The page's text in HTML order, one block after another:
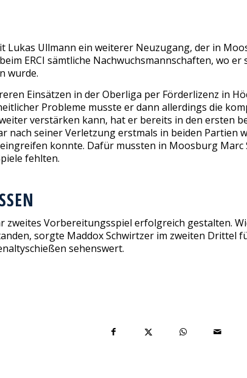
Lukas Ullmann ein weiterer Neuzugang, der in
ERCI sämtliche Nachwuchsmannschaften, wo
wurde.
Einsätzen in der Oberliga per Förderlizenz in
Probleme musste er dann allerdings die
verstärken kann, hat er bereits in den ersten
nach seiner Verletzung erstmals in beiden Partien
konnte. Dafür mussten in Moosburg
fehlten.
zweites Vorbereitungsspiel erfolgreich gestalten.
sorgte Maddox Schwirtzer im zweiten Drittel
sehenswert.